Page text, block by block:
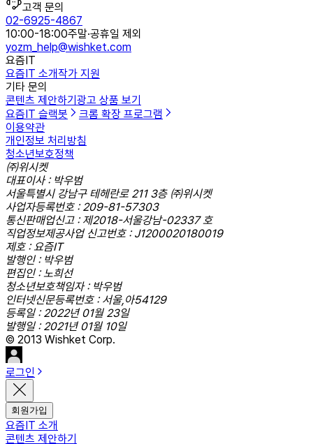
고객 문의
02-6925-4867
10:00-18:00주말·공휴일 제외
yozm_help@wishket.com
요즘IT
요즘IT 소개작가 지원
기타 문의
콘텐츠 제안하기 광고 상품 보기
요즘IT 슬랙봇
크롬 확장 프로그램
이용약관
개인정보 처리방침
청소년보호정책
㈜위시켓
대표이사 : 박우범
서울특별시 강남구 테헤란로 211 3층 ㈜위시켓
사업자등록번호 : 209-81-57303
통신판매업신고 : 제2018-서울강남-02337 호
직업정보제공사업 신고번호 : J1200020180019
제호 : 요즘IT
발행인 : 박우범
편집인 : 노희선
청소년보호책임자 : 박우범
인터넷신문등록번호 : 서울,아54129
등록일 : 2022년 01월 23일
발행일 : 2021년 01월 10일
© 2013 Wishket Corp.
로그인
회원가입
요즘IT 소개
콘텐츠 제안하기